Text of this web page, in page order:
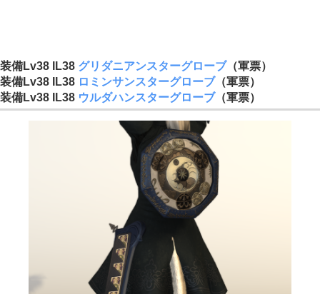
装備Lv38 IL38 グリダニアンスターグローブ（軍票）
装備Lv38 IL38 ロミンサンスターグローブ（軍票）
装備Lv38 IL38 ウルダハンスターグローブ（軍票）